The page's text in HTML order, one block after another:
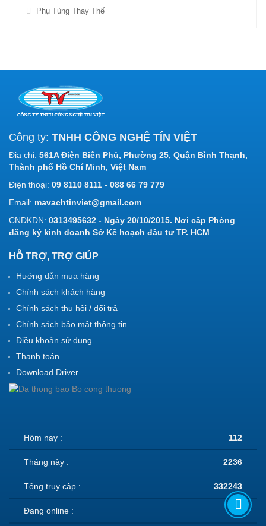
Phụ Tùng Thay Thế
Công ty: TNHH CÔNG NGHỆ TÍN VIỆT
Địa chỉ: 561A Điện Biên Phủ, Phường 25, Quận Bình Thạnh,
Thành phố Hồ Chí Minh, Việt Nam
Điện thoại: 09 8110 8111 - 088 66 79 779
Email: mavachtinviet@gmail.com
CNĐKDN: 0313495632 - Ngày 20/10/2015. Nơi cấp Phòng
đăng ký kinh doanh Sở Kế hoạch đầu tư TP. HCM
HỖ TRỢ, TRỢ GIÚP
Hướng dẫn mua hàng
Chính sách khách hàng
Chính sách thu hồi / đổi trả
Chính sách bảo mật thông tin
Điều khoản sử dụng
Thanh toán
Download Driver
Hôm nay : 112
Tháng này : 2236
Tổng truy cập : 332243
Đang online : 1